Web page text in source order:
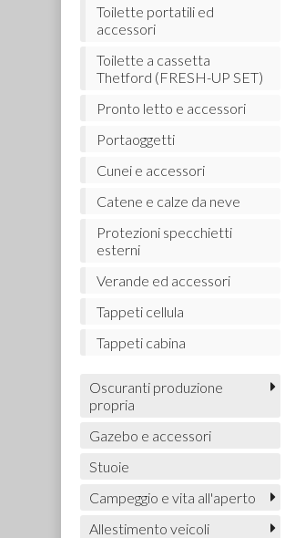
Toilette portatili ed
accessori
Toilette a cassetta
Thetford (FRESH-UP SET)
Pronto letto e accessori
Portaoggetti
Cunei e accessori
Catene e calze da neve
Protezioni specchietti
esterni
Verande ed accessori
Tappeti cellula
Tappeti cabina
Oscuranti produzione
propria
Gazebo e accessori
Stuoie
Campeggio e vita all'aperto
Allestimento veicoli